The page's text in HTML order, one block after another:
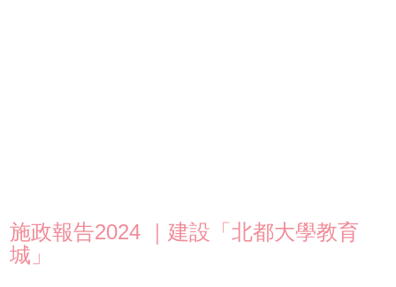
施政報告2024 ｜建設「北都大學教育
城」